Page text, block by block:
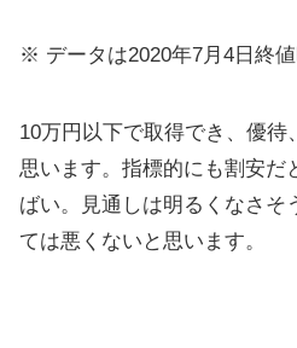
※ データは2020年7月4日終
10万円以下で取得でき、優待
思います。指標的にも割安だ
ばい。見通しは明るくなさそ
ては悪くないと思います。